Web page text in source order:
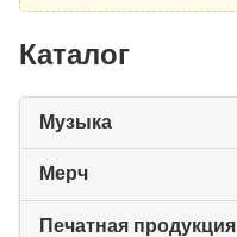
Каталог
Музыка
Мерч
Печатная продукция